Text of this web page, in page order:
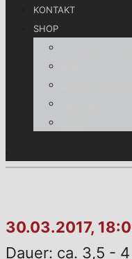
KONTAKT
SHOP
30.03.2017,
Dauer: ca. 3,5 -